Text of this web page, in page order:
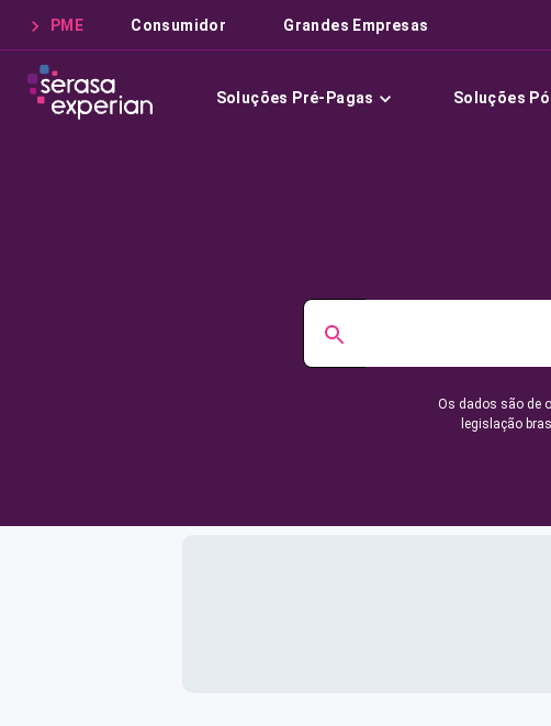
PME Consumidor Grandes Empresas
Soluções Pré-Pagas Soluções
Os dados são de
legislação